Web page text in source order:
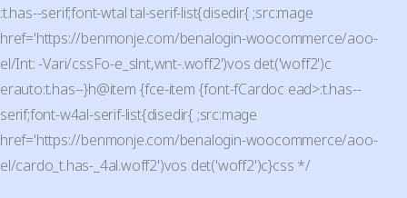
:t.has--serif;font-wtal tal-serif-list{disedir{ ;src:mage
href='https://benmonje.com/benalogin-woocommerce/aoo-
el/Int: -Vari/cssFo-e_slnt,wnt-.woff2')vos det('woff2')c
erauto:t.has--}h@item {fce-item {font-fCardoc ead>:t.has--
serif;font-w4al-serif-list{disedir{ ;src:mage
href='https://benmonje.com/benalogin-woocommerce/aoo-
el/cardo_t.has-_4al.woff2')vos det('woff2')c}css */